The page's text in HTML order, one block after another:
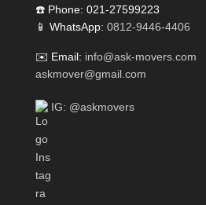
☎️ Phone: 021-27599223
📱 WhatsApp: 0812-9446-4406
✉️ Email: info@ask-movers.com
askmover@gmail.com
IG: @askmovers